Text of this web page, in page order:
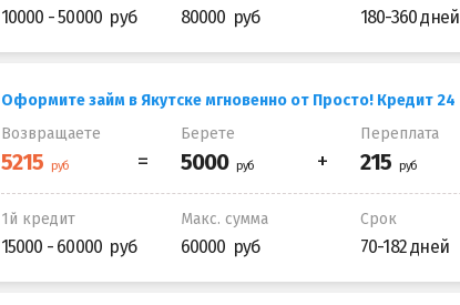
10000 - 50000 80000 180-360 дней
Оформите займ в Якутске мгновенно от Просто! Кредит 24
Возвращаете
Берете Переплата
1й кредит
15000 - 60000
Макс. сумма
60000
Срок
70-182 дней